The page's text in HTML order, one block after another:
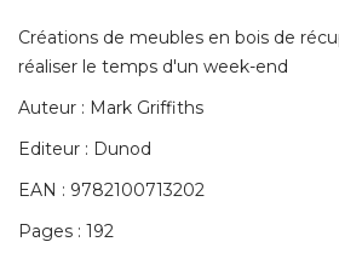
Créations de meubles en bois de
réaliser le temps d'un week-end
Auteur : Mark Griffiths
Editeur : Dunod
EAN : 9782100713202
Pages : 192